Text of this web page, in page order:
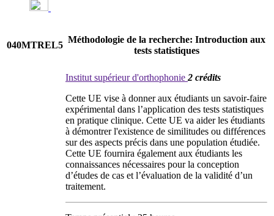
040MTREL5
Méthodologie de la recherche: Introduction aux
tests statistiques
Institut supérieur d'orthophonie 2 crédits
Cette UE vise à donner aux étudiants un savoir-faire
expérimental dans l’application des tests statistiques
en pratique clinique. Cette UE va aider les étudiants
à démontrer l'existence de similitudes ou différences
sur des aspects précis dans une population étudiée.
Cette UE fournira également aux étudiants les
connaissances nécessaires pour la conception
d’études de cas et l’évaluation de la validité d’un
traitement.